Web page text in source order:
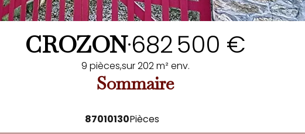
CROZON•682 500 €
9 pièces,sur 202 m² env.
Sommaire
87010130Pièces